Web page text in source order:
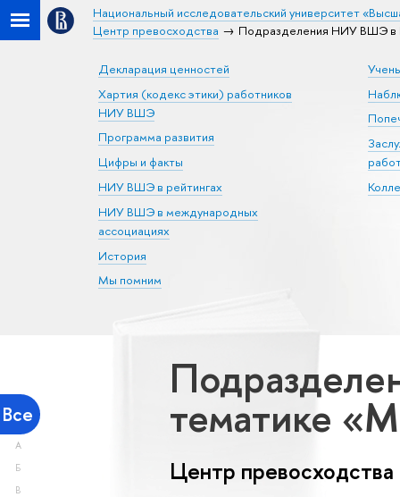
Национальный исследовательский университет
Центр превосходства
Подразделения НИУ ВШЭ в
Декларация ценностей
Хартия (кодекс этики) работников
НИУ ВШЭ
Программа развития
Цифры и факты
НИУ ВШЭ в рейтингах
НИУ ВШЭ в международных
ассоциациях
История
Мы помним
Все
А
Б
В
тематике
Центр превосходства